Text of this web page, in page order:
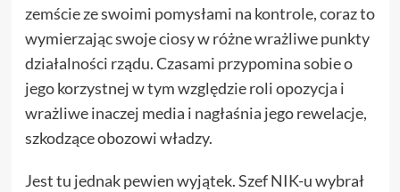
zemście ze swoimi pomysłami na kontrole, coraz to
wymierzając swoje ciosy w różne wrażliwe punkty
działalności rządu. Czasami przypomina sobie o
jego korzystnej w tym względzie roli opozycja i
wrażliwe inaczej media i nagłaśnia jego rewelacje,
szkodzące obozowi władzy.
Jest tu jednak pewien wyjątek. Szef NIK-u wybrał